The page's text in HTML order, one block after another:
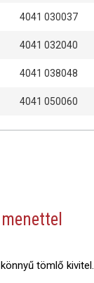
4041 030037
4041 032040
4041 038048
4041 050060
tömlő kivitel.